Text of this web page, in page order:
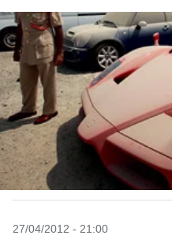
27/04/2012 - 21:00